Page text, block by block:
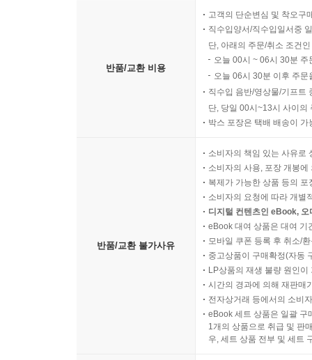
반품/교환 비용
고객의 단순변심 및 착오구
직수입양서/직수입일서중
단, 아래의 주문/취소 조건
오늘 00시 ~ 06시 30분
오늘 06시 30분 이후 주
직수입 음반/영상물/기프트
단, 당일 00시~13시 사이의
박스 포장은 택배 배송이
반품/교환 불가사유
소비자의 책임 있는 사유로
소비자의 사용, 포장 개봉
복제가 가능한 상품 등의
소비자의 요청에 따라 개별
디지털 컨텐츠인 eBook,
eBook 대여 상품은 대여 기
모바일 쿠폰 등록 후 취소/
중고상품이 구매확정(자동
LP상품의 재생 불량 원인
시간의 경과에 의해 재판매
전자상거래 등에서의 소비
eBook 세트 상품은 일괄 구
1개의 상품으로 취급 및 판
우, 세트 상품 전부 및 세트